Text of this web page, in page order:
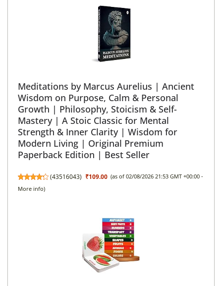
Meditations by Marcus Aurelius | Ancient
Wisdom on Purpose, Calm & Personal
Growth | Philosophy, Stoicism & Self-
Mastery | A Stoic Classic for Mental
Strength & Inner Clarity | Wisdom for
Modern Living | Original Premium
Paperback Edition | Best Seller
(43516043) ₹109.00 (as of 02/08/2026 21:53 GMT +00:00 -
More info)